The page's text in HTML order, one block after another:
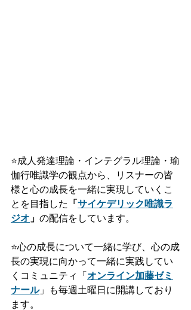
⭐️成人発達理論・インテグラル理論・瑜
伽行唯識学の観点から、リスナーの皆
様と心の成長を一緒に実現していくこ
とを目指した
「 サイケデリック唯識ラ
ジオ 」 の配信をしています。
⭐️心の成長について一緒に学び、心の成
長の実現に向かって一緒に実践してい
くコミュニティ「 オンライン加藤ゼミ
ナール」も毎週土曜日に開講しており
ます。